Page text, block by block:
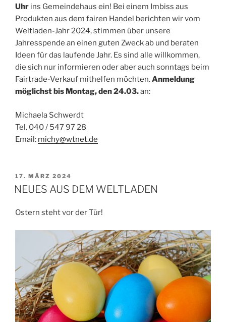
Uhr ins Gemeindehaus ein! Bei einem Imbiss aus
Produkten aus dem fairen Handel berichten wir vom
Weltladen-Jahr 2024, stimmen über unsere
Jahresspende an einen guten Zweck ab und beraten
Ideen für das laufende Jahr. Es sind alle willkommen,
die sich nur informieren oder aber auch sonntags beim
Fairtrade-Verkauf mithelfen möchten.Anmeldung
möglichst bis Montag, den 24.03.an:
Michaela Schwerdt
Tel. 040 / 547 97 28
Email: michy@wtnet.de
VERÖFFENTLICHT
AM
17. MÄRZ 2024
NEUES AUS DEM WELTLADEN
Ostern steht vor der Tür!